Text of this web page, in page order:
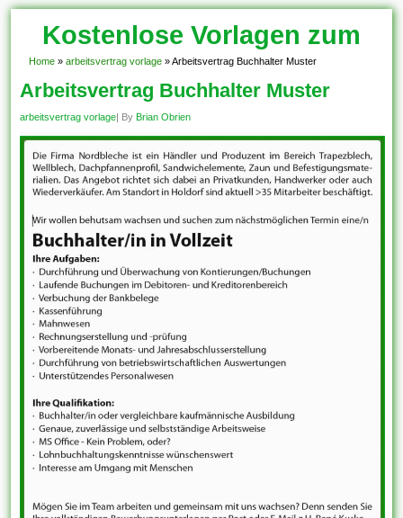
Kostenlose Vorlagen zum
Download!
Home » arbeitsvertrag vorlage » Arbeitsvertrag Buchhalter Muster
Arbeitsvertrag Buchhalter Muster
arbeitsvertrag vorlage| By Brian Obrien